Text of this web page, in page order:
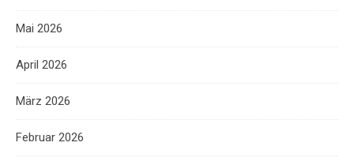
Mai 2026
April 2026
März 2026
Februar 2026